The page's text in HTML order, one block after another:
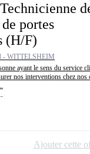
portes
(H/F)
- WITTELSHEIM
ayant le sens du service
nos interventions chez nos
Ajouter cette